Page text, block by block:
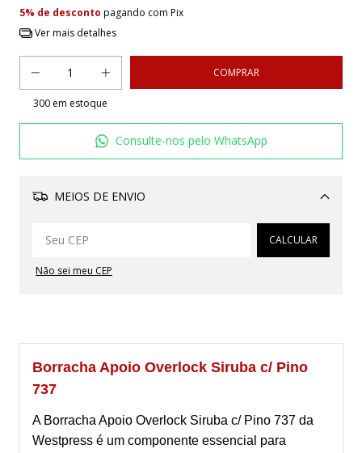
5% de desconto pagando com Pix
Ver mais detalhes
300 em estoque
Consulte-nos pelo WhatsApp
MEIOS DE ENVIO
Alterar CEP
CALCULAR
Não sei meu CEP
Borracha Apoio Overlock Siruba c/ Pino
737
A Borracha Apoio Overlock Siruba c/ Pino 737 da
Westpress é um componente essencial para